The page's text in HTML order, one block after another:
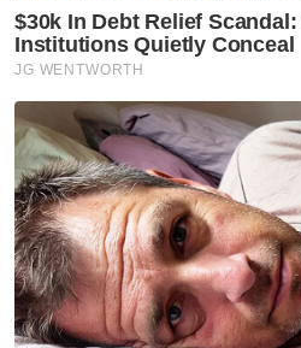
Artikel
Semasa
Bapa lemas
anak jatuh
Semasa
Enam
seminggu
culik